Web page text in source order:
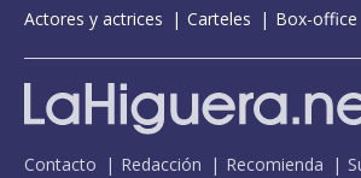
Actores y actrices
Carteles Box-office
Contacto Redacción Recomienda